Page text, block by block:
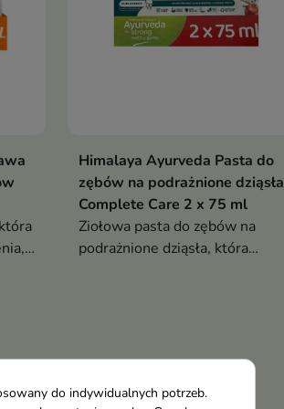
Himalaya Ayurveda Pasta do
zębów na podrażnione dziąsła
Complete Care 2 x 75 ml
Ziołowa pasta do zębów na
podrażnione dziąsła, która
do indywidualnych potrzeb.